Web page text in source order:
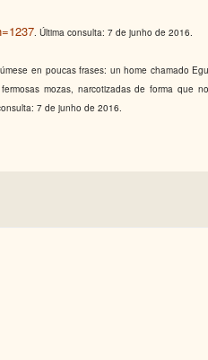
. Última consulta: 7 de junho de 2016.
en poucas frases: un home chamado
mozas, narcotizadas de forma que
7 de junho de 2016.